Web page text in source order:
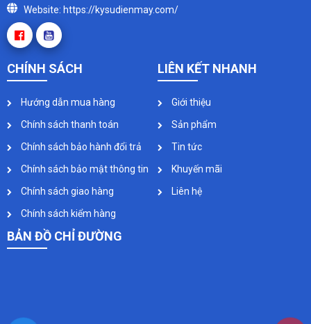
Website: https://kysudienmay.com/
CHÍNH SÁCH
Hướng dẫn mua hàng
Chính sách thanh toán
Chính sách bảo hành đổi trả
Chính sách bảo mật thông tin
Chính sách giao hàng
Chính sách kiểm hàng
LIÊN KẾT NHANH
Giới thiệu
Sản phẩm
Tin tức
Khuyến mãi
Liên hệ
BẢN ĐỒ CHỈ ĐƯỜNG